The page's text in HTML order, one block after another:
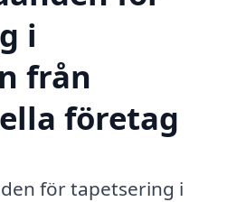
i
från
företag
för tapetsering i